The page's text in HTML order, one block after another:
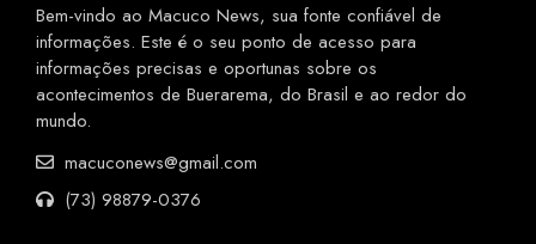
Bem-vindo ao Macuco News, sua fonte confiável de
informações. Este é o seu ponto de acesso para
informações precisas e oportunas sobre os
acontecimentos de Buerarema, do Brasil e ao redor do
mundo.
macuconews@gmail.com
(73) 98879-0376